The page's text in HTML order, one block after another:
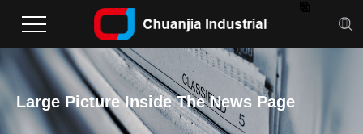
Large Picture Inside The News Page